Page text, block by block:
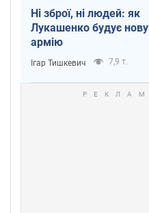
Ні зброї, ні людей: як
Лукашенко будує нову
армію
Ігар Тишкевич 7,9 т.